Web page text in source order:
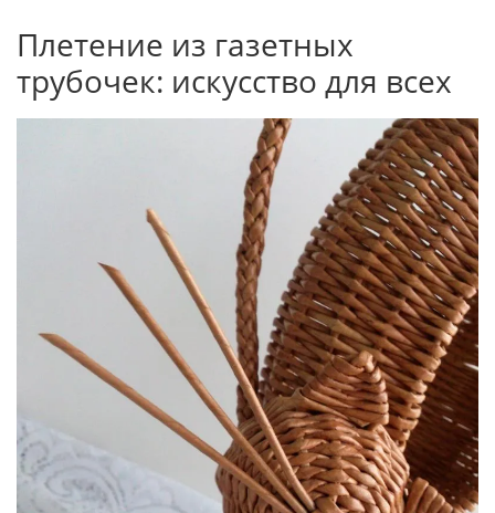
Плетение из газетных
трубочек: искусство для всех